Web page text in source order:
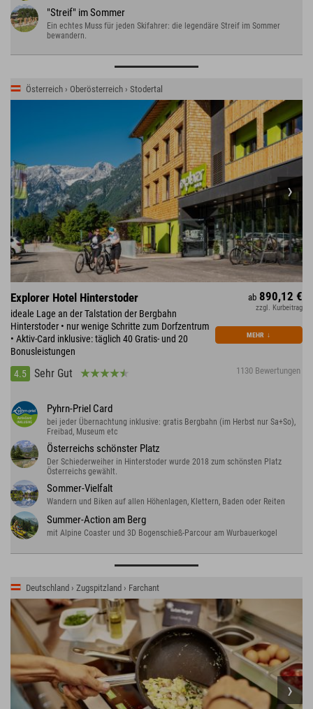
"Streif" im Sommer
Ein echtes Muss für jeden Skifahrer: die legendäre Streif im Sommer
bewandern.
Österreich › Oberösterreich › Stodertal
Explorer Hotel Hinterstoder
ideale Lage an der Talstation der Bergbahn
Hinterstoder • nur wenige Schritte zum Dorfzentrum
• Aktiv-Card inklusive: täglich 40 Gratis- und 20
Bonusleistungen
4.5
Sehr Gut 1130 Bewertungen
ab 890,12 €
zzgl. Kurbeitrag
MEHR ↓
Pyhrn-Priel Card
bei jeder Übernachtung inklusive: gratis Bergbahn (im Herbst nur Sa+So),
Freibad, Museum etc
Österreichs schönster Platz
Der Schiederweiher in Hinterstoder wurde 2018 zum schönsten Platz
Österreichs gewählt.
Sommer-Vielfalt
Wandern und Biken auf allen Höhenlagen, Klettern, Baden oder Reiten
Summer-Action am Berg
mit Alpine Coaster und 3D Bogenschieß-Parcour am Wurbauerkogel
Deutschland › Zugspitzland › Farchant